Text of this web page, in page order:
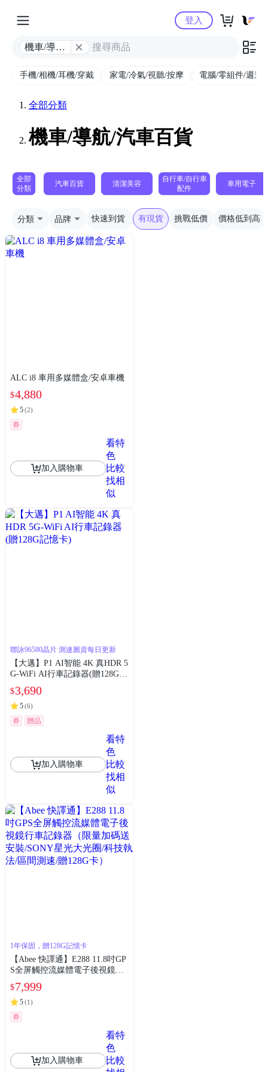
Yahoo購物中心
機車/導航/
登入
手機/相機/耳機/穿戴 家電/冷氣/視聽/按摩 電腦/零組件/週邊/
全部分類
機車/導航/汽車百貨
全部
分類
汽車百貨 清潔美容
自行車/自行車
配件
車用電子
分類 品牌 快速到貨 有現貨 挑戰低價 價格低到高
ALC i8 車用多媒體盒/安卓車機
$4,880
5(2)
券
加入購物車
看特
色
比較
找相
似
聯詠96580晶片 測速圖資每日更新
【大邁】P1 AI智能 4K 真HDR 5
G-WiFi AI行車記錄器(贈128G記
$3,690
5(6)
券 贈品
加入購物車
看特
色
比較
找相
似
1年保固，贈128G記憶卡
【Abee 快譯通】E288 11.8吋GP
S全屏觸控流媒體電子後視鏡行
NY星光大光圈/科技執法/區間測
速/贈128G卡）
$7,999
5(1)
券
加入購物車
看特
色
比較